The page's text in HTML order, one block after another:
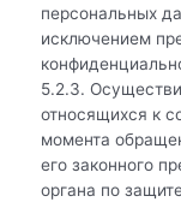
персональных
исключением
5.2.3.
относящихся к
момента
его законного
органа по